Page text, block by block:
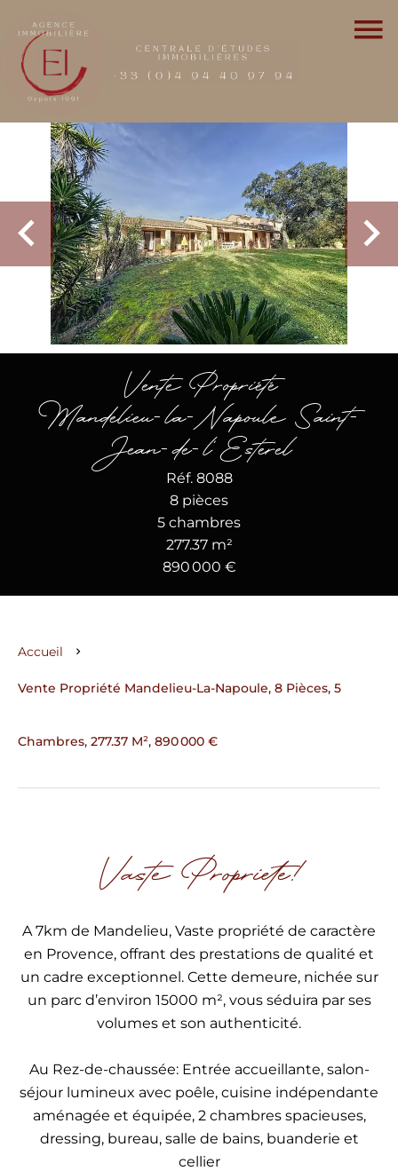
Vente Propriété
Mandelieu-la-Napoule Saint-
Jean-de-l'Esterel
Réf. 8088
8 pièces
5 chambres
277.37 m²
890 000 €
Accueil
Vente Propriété Mandelieu-La-Napoule, 8 Pièces, 5
Chambres, 277.37 M², 890 000 €
Vaste Propriete!
A 7km de Mandelieu, Vaste propriété de caractère
en Provence, offrant des prestations de qualité et
un cadre exceptionnel. Cette demeure, nichée sur
un parc d’environ 15000 m², vous séduira par ses
volumes et son authenticité.
Au Rez-de-chaussée: Entrée accueillante, salon-
séjour lumineux avec poêle, cuisine indépendante
aménagée et équipée, 2 chambres spacieuses,
dressing, bureau, salle de bains, buanderie et
cellier